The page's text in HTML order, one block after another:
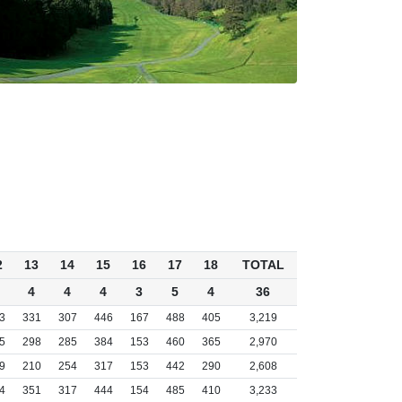
13 14 15 16 17 18
TOTAL
4
4 4 3 5 4 36
331 307 446 167 488 405
3,219
298 285 384 153 460 365
2,970
210 254 317 153 442 290
2,608
351 317 444 154 485 410 3,233